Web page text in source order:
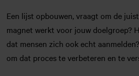
Een lijst opbouwen, vraagt om de
magnet werkt voor jouw doelgroep?
dat mensen zich ook echt
om dat proces te verbeteren en te